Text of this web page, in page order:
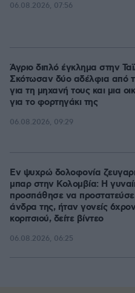
06.08.2026, 07:56
Άγριο διπλό έγκλημα στην
Σκότωσαν δύο αδέλφια από
για τη μηχανή τους και μια
για το φορτηγάκι της
06.08.2026, 09:29
Εν ψυχρώ δολοφονία
μπαρ στην Κολομβία: Η
προσπάθησε να
άνδρα της, ήταν γονείς
κοριτσιού, δείτε βίντεο
06.08.2026, 06:25